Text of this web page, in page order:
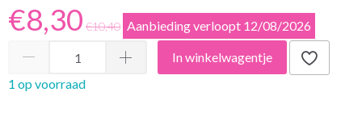
€8,30 €10,40 Aanbieding verloopt 12/08/2026
In winkelwagentje
1 op voorraad